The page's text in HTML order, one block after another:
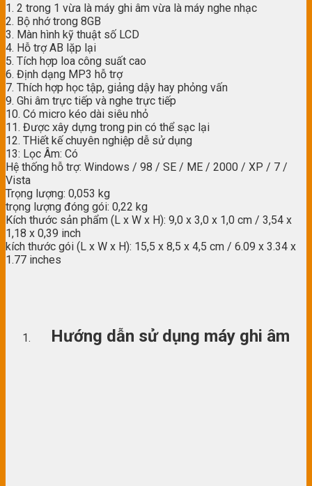
1. 2 trong 1 vừa là máy ghi âm vừa là máy nghe nhạc
2. Bộ nhớ trong 8GB
3. Màn hình kỹ thuật số LCD
4. Hỗ trợ AB lặp lại
5. Tích hợp loa công suất cao
6. Định dạng MP3 hỗ trợ
7. Thích hợp học tập, giảng dậy hay phỏng vấn
9. Ghi âm trực tiếp và nghe trực tiếp
10. Có micro kéo dài siêu nhỏ
11. Được xây dựng trong pin có thể sạc lại
12. THiết kế chuyên nghiệp dễ sử dụng
13: Lọc Âm: Có
Hệ thống hỗ trợ: Windows / 98 / SE / ME / 2000 / XP / 7 /
Vista
Trọng lượng: 0,053 kg
trọng lượng đóng gói: 0,22 kg
Kích thước sản phẩm (L x W x H): 9,0 x 3,0 x 1,0 cm / 3,54 x
1,18 x 0,39 inch
kích thước gói (L x W x H): 15,5 x 8,5 x 4,5 cm / 6.09 x 3.34 x
1.77 inches
Hướng dẫn sử dụng máy ghi âm